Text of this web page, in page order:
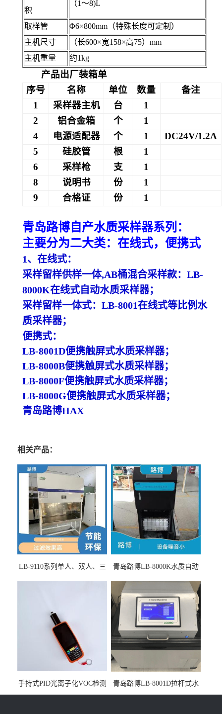
积
（1～8)L
取样管
Φ6×800mm（特殊长度可定制）
主机尺寸
（长600×宽158×高75）mm
主机重量
约1kg
产品出厂装箱单
序号
名称 单位 数量
备注
1
采样器主机 台
1
2
铝合金箱 个
1
4
电源适配器 个 1
DC24V/1.2A
5
硅胶管 根
1
6
采样枪 支
1
8
说明书 份
1
9
合格证 份 1
青岛路博自产水质采样器系列：
主要分为二大类：在线式，便携式
1、 在线式：
采样留样供样一体,AB桶混合采样款：LB-
8000K在线式自动水质采样器；
采样留样一体式： LB-8001在线式等比例水
质采样器；
便携式：
LB-8001D便携触屏式水质采样器；
LB-8000B便携触屏式水质采样器；
LB-8000F便携触屏式水质采样器；
LB-8000G便携触屏式水质采样器；
青岛路博HAX
相关产品：
LB-9110系列单人、双人、三
青岛路博LB-8000K水质自动
手持式PID光离子化VOC检测
仪（挥发性有机物设备）
青岛路博LB-8001D拉杆式水
质采样器